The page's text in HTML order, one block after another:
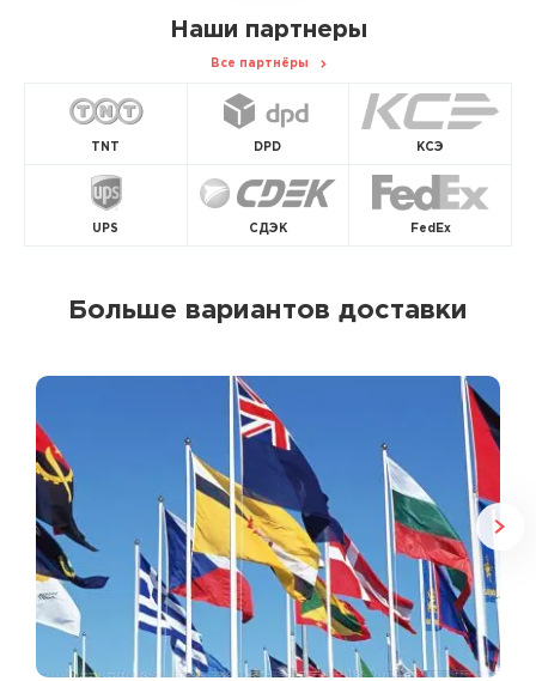
Наши партнеры
Все партнёры
TNT DPD КСЭ
UPS СДЭК FedEx
Больше вариантов доставки